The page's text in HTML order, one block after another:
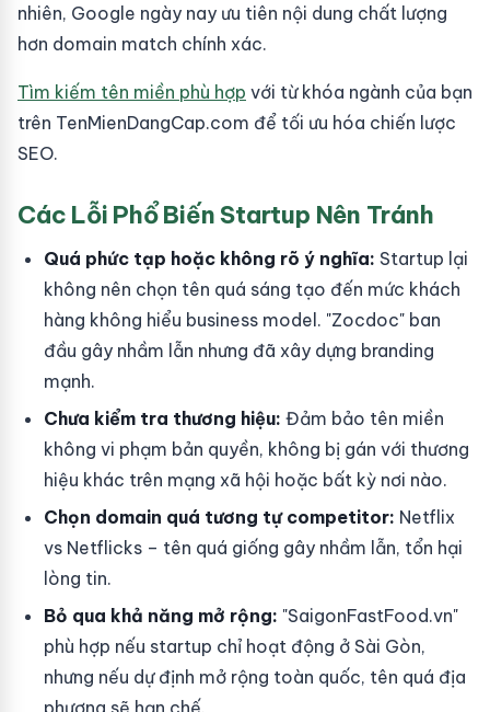
nhiên, Google ngày nay ưu tiên nội dung chất lượng
hơn domain match chính xác.
Tìm kiếm tên miền phù hợp với từ khóa ngành của bạn
trên TenMienDangCap.com để tối ưu hóa chiến lược
SEO.
Các Lỗi Phổ Biến Startup Nên Tránh
Quá phức tạp hoặc không rõ ý nghĩa: Startup lại
không nên chọn tên quá sáng tạo đến mức khách
hàng không hiểu business model. "Zocdoc" ban
đầu gây nhầm lẫn nhưng đã xây dựng branding
mạnh.
Chưa kiểm tra thương hiệu: Đảm bảo tên miền
không vi phạm bản quyền, không bị gán với thương
hiệu khác trên mạng xã hội hoặc bất kỳ nơi nào.
Chọn domain quá tương tự competitor: Netflix
vs Netflicks – tên quá giống gây nhầm lẫn, tổn hại
lòng tin.
Bỏ qua khả năng mở rộng: "SaigonFastFood.vn"
phù hợp nếu startup chỉ hoạt động ở Sài Gòn,
nhưng nếu dự định mở rộng toàn quốc, tên quá địa
phương sẽ hạn chế.